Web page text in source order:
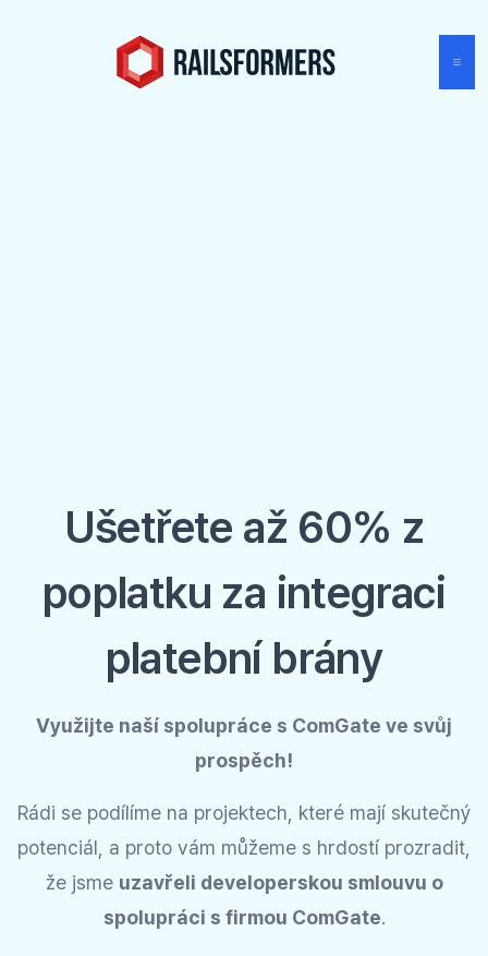
Ušetřete až 60% z
poplatku za integraci
platební brány
Využijte naší spolupráce s ComGate ve svůj
prospěch!
Rádi se podílíme na projektech, které mají skutečný
potenciál, a proto vám můžeme s hrdostí prozradit,
že jsme uzavřeli developerskou smlouvu o
spolupráci s firmou ComGate.